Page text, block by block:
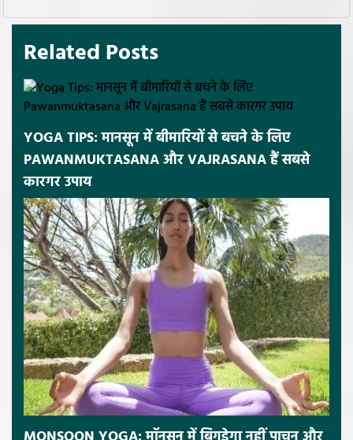
Related Posts
YOGA TIPS: मानसून में बीमारियों से बचने के लिए
PAWANMUKTASANA और VAJRASANA हैं सबसे
कारगर उपाय